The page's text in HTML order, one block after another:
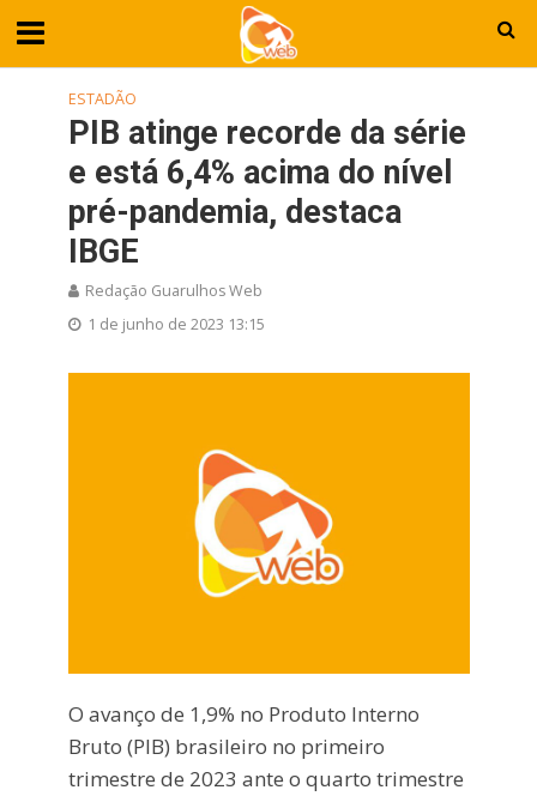
ESTADÃO
PIB atinge recorde da série
e está 6,4% acima do nível
pré-pandemia, destaca
IBGE
Redação Guarulhos Web
1 de junho de 2023 13:15
O avanço de 1,9% no Produto Interno
Bruto (PIB) brasileiro no primeiro
trimestre de 2023 ante o quarto trimestre